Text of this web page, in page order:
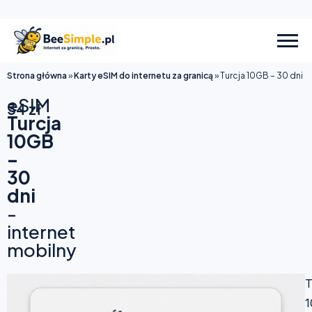
Strona główna»Karty eSIM do internetu za granicą»Turcja 10GB – 30 dni
eSIM
Turcja
10GB
–
30
dni
-
internet
mobilny
34zł